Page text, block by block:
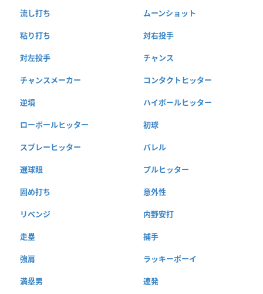
流し打ち ムーンショット
粘り打ち 対右投手
対左投手 チャンス
チャンスメーカー コンタクトヒッター
逆境 ハイボールヒッター
ローボールヒッター 初球
スプレーヒッター バレル
選球眼 プルヒッター
固め打ち 意外性
リベンジ 内野安打
走塁 捕手
強肩 ラッキーボーイ
満塁男 連発